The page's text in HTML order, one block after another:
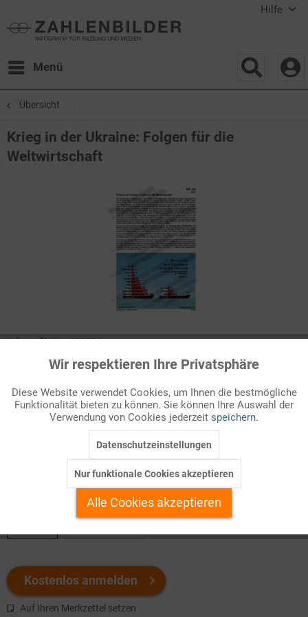
Hilfe
Menü
Übersicht
Krieg in der Ukraine: Folgen für die
Weltwirtschaft
Infografik Nr. 681284
Der Angriffskrieg Russlands gegen die Ukraine kennt am Ende
nur Verlierer. Neben den unmittelbar beteiligten Staaten ist die
ganze Welt von den Auswirkungen dieses Kriegs betroffen. So
führt der Wegfall der Getreideexporte aus Russland und der
Ukraine zu ernsthaften Versorgungsproblemen.
Welchen Download brauchen Sie?
s/w-Version
Kostenlos anmelden
Auf Ihren Merkzettel setzen
Funktionale Aktiv
Marketing Inaktiv
Personalisierung Inaktiv
Service
Wir respektieren Ihre Privatsphäre
Diese Website verwendet Cookies, um Ihnen die bestmögliche
Funktionalität bieten zu können. Sie können Ihre Auswahl der
Verwendung von Cookies jederzeit speichern.
Datenschutzeinstellungen
Nur funktionale Cookies akzeptieren
Alle Cookies akzeptieren